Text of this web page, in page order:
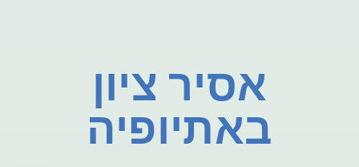
אסיר ציון
באתיופיה